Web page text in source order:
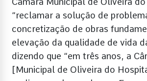
“reclamar a solução de
concretização de obras
elevação da qualidade de vida
dizendo que “em três anos, a
[Municipal de Oliveira do